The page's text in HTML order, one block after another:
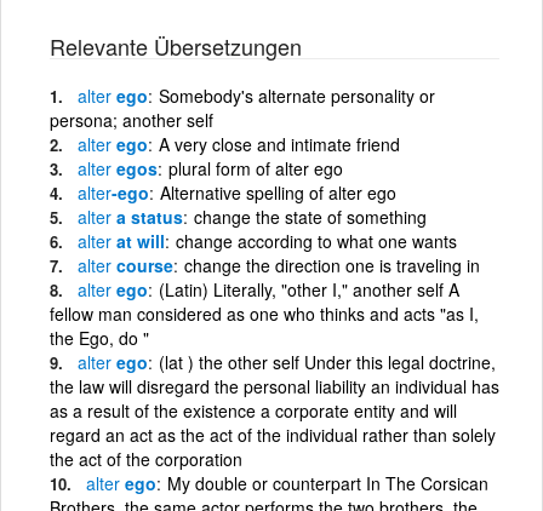
Relevante Übersetzungen
alter ego Somebody's alternate personality or
persona; another self
alter ego A very close and intimate friend
alter egos plural form of alter ego
alter-ego Alternative spelling of alter ego
alter a status change the state of something
alter at will change according to what one wants
alter course change the direction one is traveling in
alter ego (Latin) Literally, "other I," another self A
fellow man considered as one who thinks and acts "as I,
the Ego, do "
alter ego (lat ) the other self Under this legal doctrine,
the law will disregard the personal liability an individual has
as a result of the existence a corporate entity and will
regard an act as the act of the individual rather than solely
the act of the corporation
alter ego My double or counterpart In The Corsican